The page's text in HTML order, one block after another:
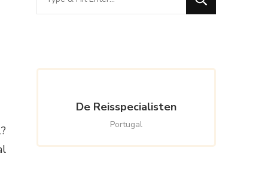
for
De Reisspecialisten
Portugal